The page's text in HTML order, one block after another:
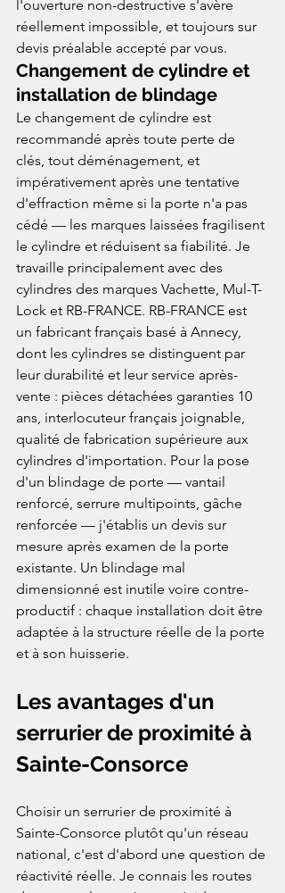
l'ouverture non-destructive s'avère
réellement impossible, et toujours sur
devis préalable accepté par vous.
Changement de cylindre et
installation de blindage
Le changement de cylindre est
recommandé après toute perte de
clés, tout déménagement, et
impérativement après une tentative
d'effraction même si la porte n'a pas
cédé — les marques laissées fragilisent
le cylindre et réduisent sa fiabilité. Je
travaille principalement avec des
cylindres des marques Vachette, Mul-T-
Lock et RB-FRANCE. RB-FRANCE est
un fabricant français basé à Annecy,
dont les cylindres se distinguent par
leur durabilité et leur service après-
vente : pièces détachées garanties 10
ans, interlocuteur français joignable,
qualité de fabrication supérieure aux
cylindres d'importation. Pour la pose
d'un blindage de porte — vantail
renforcé, serrure multipoints, gâche
renforcée — j'établis un devis sur
mesure après examen de la porte
existante. Un blindage mal
dimensionné est inutile voire contre-
productif : chaque installation doit être
adaptée à la structure réelle de la porte
et à son huisserie.
Les avantages d'un
serrurier de proximité à
Sainte-Consorce
Choisir un serrurier de proximité à
Sainte-Consorce plutôt qu'un réseau
national, c'est d'abord une question de
réactivité réelle. Je connais les routes